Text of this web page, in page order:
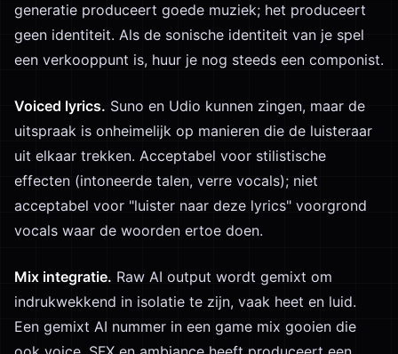
generatie produceert goede muziek; het produceert
geen identiteit. Als de sonische identiteit van je spel
een verkooppunt is, huur je nog steeds een componist.
Voiced lyrics. Suno en Udio kunnen zingen, maar de
uitspraak is onheimelijk op manieren die de luisteraar
uit elkaar trekken. Acceptabel voor stilistische
effecten (intoneerde talen, verre vocals); niet
acceptabel voor "luister naar deze lyrics" voorgrond
vocals waar de woorden ertoe doen.
Mix integratie. Raw AI output wordt gemixt om
indrukwekkend in isolatie te zijn, vaak heet en luid.
Een gemixt AI nummer in een game mix gooien die